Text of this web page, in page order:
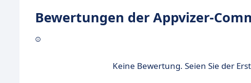
Bewertungen der Appvizer-
Keine Bewertung. Seien Sie der